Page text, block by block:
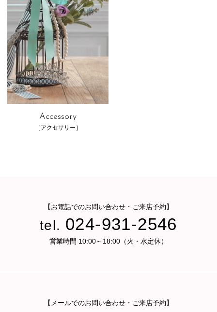
Accessory
［アクセサリー］
【お電話でのお問い合わせ・ご来店予約】
tel. 024-931-2546
営業時間 10:00～18:00（火・水定休）
【メールでのお問い合わせ・ご来店予約】